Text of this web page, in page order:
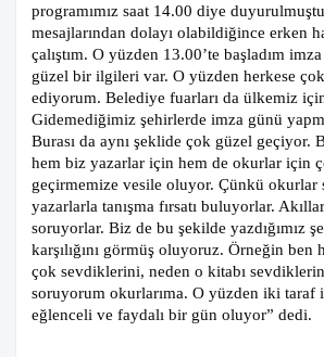
programımız saat 14.00 diye
mesajlarından dolayı olabildiğince erken
çalıştım. O yüzden 13.00’te başladım
güzel bir ilgileri var. O yüzden herkese
ediyorum. Belediye fuarları da ülkemiz
Gidemediğimiz şehirlerde imza günü
Burası da aynı şeklide çok güzel geçiyor.
hem biz yazarlar için hem de okurlar için
geçirmemize vesile oluyor. Çünkü okurlar
yazarlarla tanışma fırsatı buluyorlar.
soruyorlar. Biz de bu şekilde yazdığımız
karşılığını görmüş oluyoruz. Örneğin ben
çok sevdiklerini, neden o kitabı
soruyorum okurlarıma. O yüzden iki taraf
eğlenceli ve faydalı bir gün oluyor” dedi.